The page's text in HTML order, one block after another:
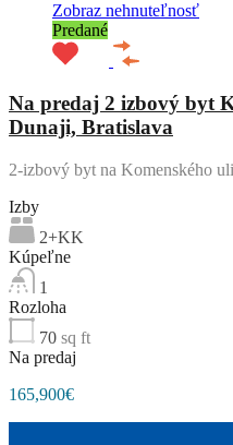
Zobraz nehnuteľnosť
Predané
Na predaj 2 izbový byt
Dunaji, Bratislava
2-izbový byt na Komenského
Izby
2+KK
Kúpeľne
1
Rozloha
70 sq ft
Na predaj
165,900€